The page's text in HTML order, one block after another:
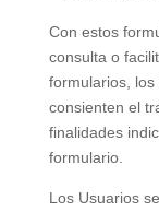
Con estos
consulta o
formularios,
consienten el
finalidades
formulario.
Los Usuarios